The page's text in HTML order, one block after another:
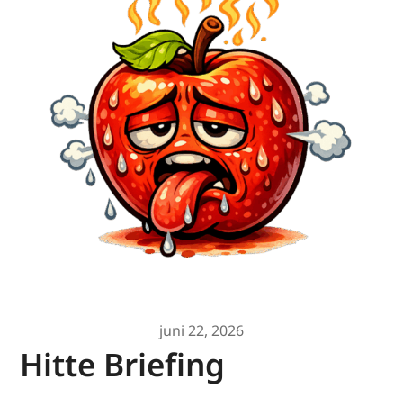
juni 22, 2026
Hitte Briefing